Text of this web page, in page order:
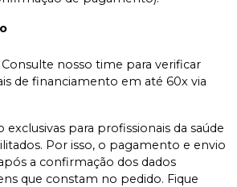
nosso time para verificar
de financiamento em até 60x via
exclusivas para profissionais da saúde
Por isso, o pagamento e envio
a confirmação dos dados
que constam no pedido. Fique